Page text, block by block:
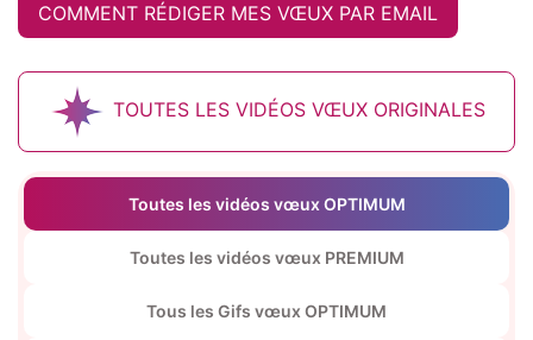
COMMENT RÉDIGER MES VŒUX PAR EMAIL
TOUTES LES VIDÉOS VŒUX ORIGINALES
Toutes les vidéos vœux OPTIMUM
Toutes les vidéos vœux PREMIUM
Tous les Gifs vœux OPTIMUM